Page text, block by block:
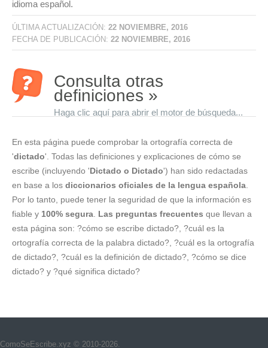
idioma español.
ÚLTIMA ACTUALIZACIÓN: 22 NOVIEMBRE, 2016
FECHA DE PUBLICACIÓN: 22 NOVIEMBRE, 2016
Consulta otras
definiciones »
Haga clic aquí para abrir el motor de búsqueda...
En esta página puede comprobar la ortografía correcta de
'dictado'. Todas las definiciones y explicaciones de cómo se
escribe (incluyendo 'Dictado o Dictado') han sido redactadas
en base a los diccionarios oficiales de la lengua española
Por lo tanto, puede tener la seguridad de que la información es
fiable y 100% segura Las preguntas frecuentes que llevan a
esta página son: ?cómo se escribe dictado?, ?cuál es la
ortografía correcta de la palabra dictado?, ?cuál es la ortografía
de dictado?, ?cuál es la definición de dictado?, ?cómo se dice
dictado? y ?qué significa dictado?
ComoSeEscribe.xyz © 2010-2026.